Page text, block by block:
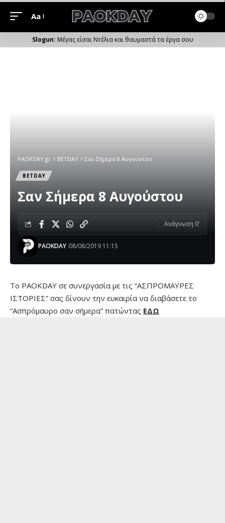
Μέγεθος
Γραμματοσειράς
Aa
Μέγας είσαι Ντέλια και θαυμαστά τα έργα σου
PAOKDAY.gr > ΒETDAY > Σαν Σήμερα 8 Αυγούστου
ΒETDAY
Σαν Σήμερα 8 Αυγούστου
PAOKDAY 08/08/2019 11:15
Ανάγνωση 0'
Το PAOKDAY σε συνεργασία με τις “ΑΣΠΡΟΜΑΥΡΕΣ
ΙΣΤΟΡΙΕΣ” σας δίνουν την ευκαιρία να διαβάσετε το
“Ασπρόμαυρο σαν σήμερα” πατώντας ΕΔΩ